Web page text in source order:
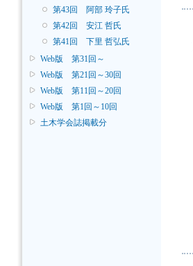
第43回 阿部 玲子氏
第42回 安江 哲氏
第41回 下里 哲弘氏
Web版 第31回～
Web版 第21回～30回
Web版 第11回～20回
Web版 第1回～10回
土木学会誌掲載分